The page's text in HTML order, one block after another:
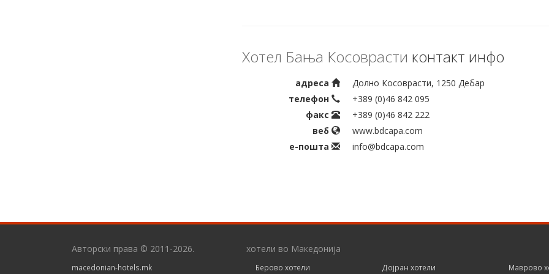
Хотел Бања Косоврасти контакт инфо
адреса
Долно Косоврасти, 1250 Дебар
телефон
+389 (0)46 842 095
факс
+389 (0)46 842 222
веб
www.bdcapa.com
е-пошта
info@bdcapa.com
Авторски права © 2011-2026.
macedonian-hotels.mk
хотели во Македонија
Берово хотели Дојран хотели Маврово